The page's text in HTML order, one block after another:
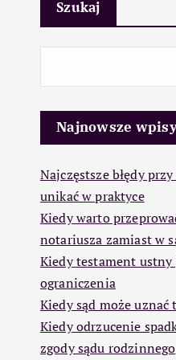
Szukaj
Najnowsze
Najczęstsze błędy
unikać w praktyce
Kiedy warto
notariusza zamiast w
Kiedy testament
ograniczenia
Kiedy sąd może
Kiedy odrzucenie
zgody sądu rodzinnego